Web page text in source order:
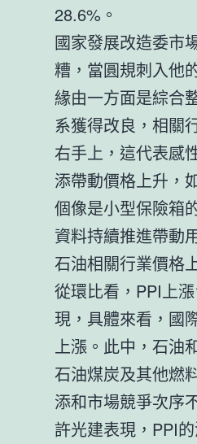
28.6%。
國家發展改造委市
糟，當圓規刺入他
緣由一方面是綜合
系獲得改良，相關
右手上，這代表感
添帶動價格上升，
個像是小型保險箱
資料持續推進帶動
石油相關行業價格
從環比看，PPI上
現，具體來看，國
上漲。此中，石油
石油煤炭及其他燃
添和市場競爭次序
許光建表現，PPI